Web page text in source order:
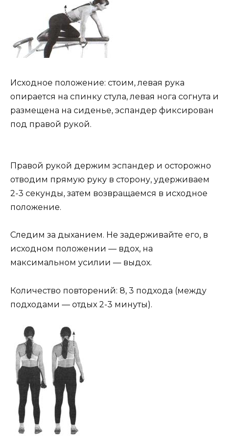
Исходное положение: стоим, левая рука
опирается на спинку стула, левая нога согнута и
размещена на сиденье, эспандер фиксирован
под правой рукой.
Правой рукой держим эспандер и осторожно
отводим прямую руку в сторону, удерживаем
2-3 секунды, затем возвращаемся в исходное
положение.
Следим за дыханием. Не задерживайте его, в
исходном положении — вдох, на
максимальном усилии — выдох.
Количество повторений: 8, 3 подхода (между
подходами — отдых 2-3 минуты).